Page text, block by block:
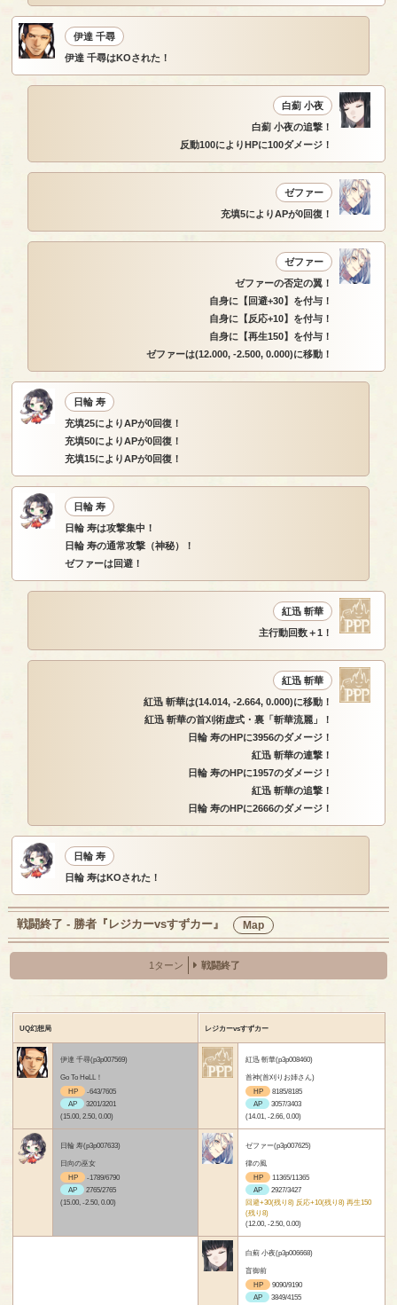
伊達 千尋
伊達 千尋はKOされた！
白薊 小夜
白薊 小夜の追撃！
反動100によりHPに100ダメージ！
ゼファー
充填5によりAPが0回復！
ゼファー
ゼファーの否定の翼！
自身に【回避+30】を付与！
自身に【反応+10】を付与！
自身に【再生150】を付与！
ゼファーは(12.000, -2.500, 0.000)に移動！
日輪 寿
充填25によりAPが0回復！
充填50によりAPが0回復！
充填15によりAPが0回復！
日輪 寿
日輪 寿は攻撃集中！
日輪 寿の通常攻撃（神秘）！
ゼファーは回避！
紅迅 斬華
主行動回数＋1！
紅迅 斬華
紅迅 斬華は(14.014, -2.664, 0.000)に移動！
紅迅 斬華の首刈術虚式・裏「斬華流麗」！
日輪 寿のHPに3956のダメージ！
紅迅 斬華の連撃！
日輪 寿のHPに1957のダメージ！
紅迅 斬華の追撃！
日輪 寿のHPに2666のダメージ！
日輪 寿
日輪 寿はKOされた！
戦闘終了 - 勝者『レジカーvsすずカー』 Map
1ターン 戦闘終了
UQ幻想局 レジカーvsすずカー
伊達 千尋(p3p007569)
Go To HeLL！
HP
-643/7605
AP
3201/3201
(15.00, 2.50, 0.00)
紅迅 斬華(p3p008460)
首神(首刈りお姉さん)
HP
8185/8185
AP
3057/3403
(14.01, -2.66, 0.00)
日輪 寿(p3p007633)
日向の巫女
HP
-1789/6790
AP
2765/2765
(15.00, -2.50, 0.00)
ゼファー(p3p007625)
律の風
HP
11365/11365
AP
2927/3427
回避+30(残り8) 反応+10(残り8) 再生150
(残り8)
(12.00, -2.50, 0.00)
白薊 小夜(p3p006668)
盲御前
HP
9090/9190
AP
3849/4155